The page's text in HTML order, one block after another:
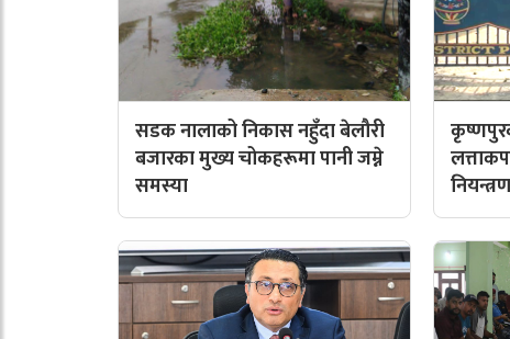
सडक नालाको निकास नहुँदा बेलौरी
बजारका मुख्य चोकहरूमा पानी जम्ने
समस्या